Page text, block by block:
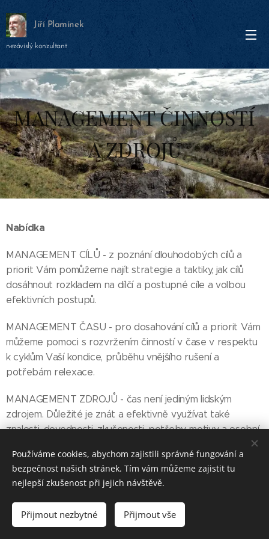
Jiří Plamínek
nezávislý konzultant
MANAGEMENT ČINNOSTÍ
A ZDROJŮ
Nabídka
MANAGEMENT CÍLŮ - z poznání dlouhodobých cílů a
priorit Vám pomůžeme najít strategie a taktiky, jak cílů
dosáhnout rozkladem na dílčí a postupné cíle a volbou
efektivních postupů.
MANAGEMENT ČASU - pro dosahování cílů a priorit Vám
můžeme pomoci s rozvržením činností v čase v respektu
k cyklům Vaší kondice, průběhu vnějšího rušení a
potřebám relexace.
MANAGEMENT ZDROJŮ - čas není jediným lidským
zdrojem. Důležité je znát a efektivně využívat také
znalosti, dovednosti, zkušenosti, potřeby, motivy a osobní
Vytvořeno službou Webnode Cookies
Používáme cookies, abychom zajistili správné fungování a
bezpečnost našich stránek. Tím vám můžeme zajistit tu
nejlepší zkušenost při jejich návštěvě.
Přijmout nezbytné Přijmout vše